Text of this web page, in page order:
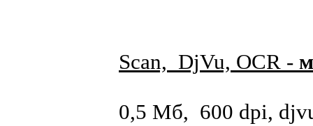
Scan, DjVu, OCR -
0,5 Мб, 600 dpi,